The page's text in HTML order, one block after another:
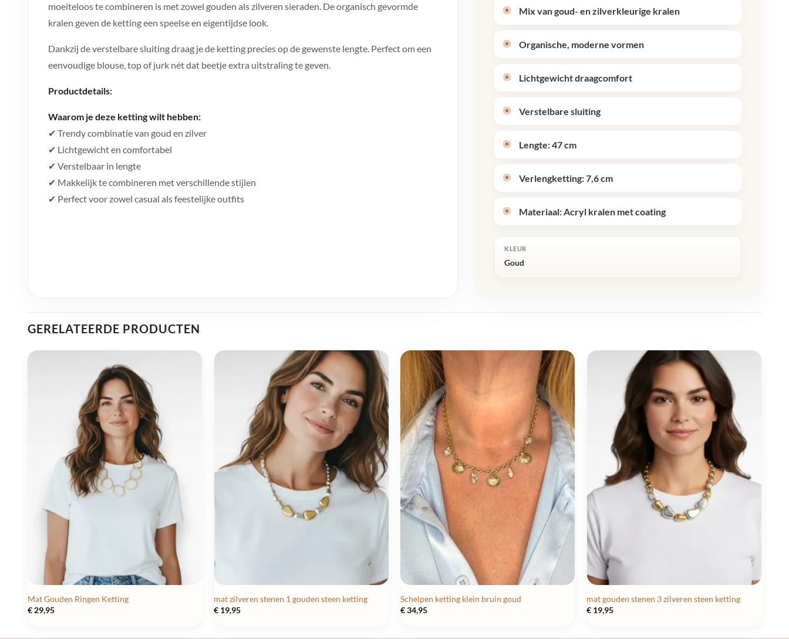
moeiteloos te combineren is met zowel gouden als zilveren sieraden. De organisch gevormde
kralen geven de ketting een speelse en eigentijdse look.
Dankzij de verstelbare sluiting draag je de ketting precies op de gewenste lengte. Perfect om een
eenvoudige blouse, top of jurk nét dat beetje extra uitstraling te geven.
Productdetails:
Waarom je deze ketting wilt hebben:
✔ Trendy combinatie van goud en zilver
✔ Lichtgewicht en comfortabel
✔ Verstelbaar in lengte
✔ Makkelijk te combineren met verschillende stijlen
✔ Perfect voor zowel casual als feestelijke outfits
Mix van goud- en zilverkleurige kralen
Organische, moderne vormen
Lichtgewicht draagcomfort
Verstelbare sluiting
Lengte: 47 cm
Verlengketting: 7,6 cm
Materiaal: Acryl kralen met coating
KLEUR
Goud
GERELATEERDE PRODUCTEN
Mat Gouden Ringen Ketting
€29,95
mat zilveren stenen 1 gouden steen ketting
€ 19,95
Schelpen ketting klein bruin goud
€34,95
mat gouden stenen 3 zilveren steen ketting
€ 19,95